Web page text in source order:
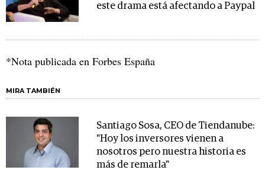
este drama está afectando a Paypal
*Nota publicada en Forbes España
MIRA TAMBIÉN
Santiago Sosa, CEO de Tiendanube:
"Hoy los inversores vienen a
nosotros pero nuestra historia es
más de remarla"